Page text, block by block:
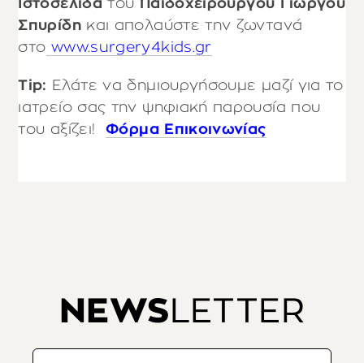
Ιστοσελίδα του
Παιδοχειρουργού Γιώργου
Σπυρίδηκαι απολαύστε την ζωντανά
στο www.surgery4kids.gr
Tip: Ελάτε να δημιουργήσουμε μαζί για το
ιατρείο σας την ψηφιακή παρουσία που
του αξίζει!Φόρμα Επικοινωνίας
NEWS LETTER